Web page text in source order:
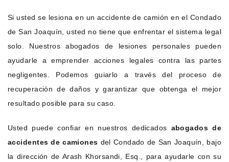
Si usted se lesiona en un accidente de camión en el Condado
de San Joaquín, usted no tiene que enfrentar el sistema legal
solo. Nuestros abogados de lesiones personales pueden
ayudarle a emprender acciones legales contra las partes
negligentes. Podemos guiarlo a través del proceso de
recuperación de daños y garantizar que obtenga el mejor
resultado posible para su caso.
Usted puede confiar en nuestros dedicados abogados de
accidentes de camiones del Condado de San Joaquín, bajo
la dirección de Arash Khorsandi, Esq., para ayudarle con su